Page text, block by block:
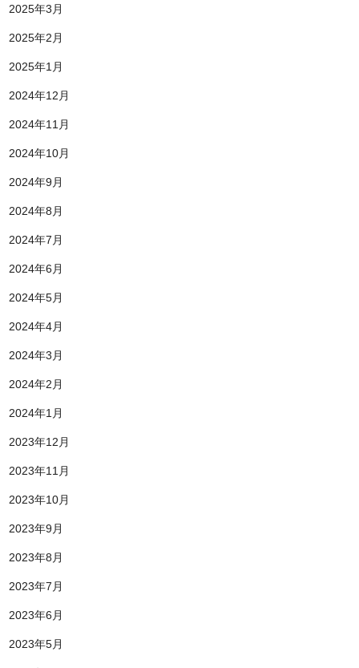
2025年3月
2025年2月
2025年1月
2024年12月
2024年11月
2024年10月
2024年9月
2024年8月
2024年7月
2024年6月
2024年5月
2024年4月
2024年3月
2024年2月
2024年1月
2023年12月
2023年11月
2023年10月
2023年9月
2023年8月
2023年7月
2023年6月
2023年5月